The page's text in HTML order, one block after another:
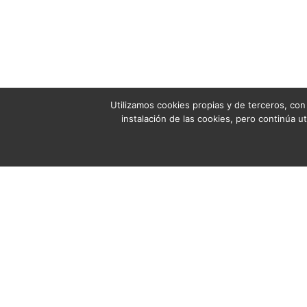
Utilizamos cookies propias y de terceros,
instalación de las cookies, pero continúa